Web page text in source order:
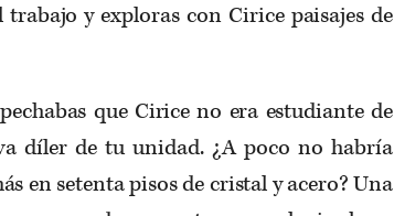
trabajo y exploras con Cirice paisajes de
que Cirice no era estudiante de
díler de tu unidad. ¿A poco no habría
en setenta pisos de cristal y acero? Una